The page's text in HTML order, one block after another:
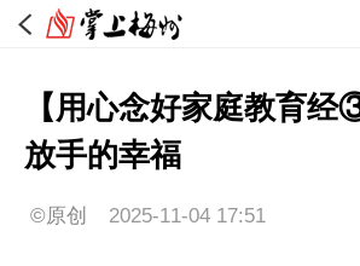
【用心念好家庭教育
放手的幸福
©原创 2025-11-04 17:51